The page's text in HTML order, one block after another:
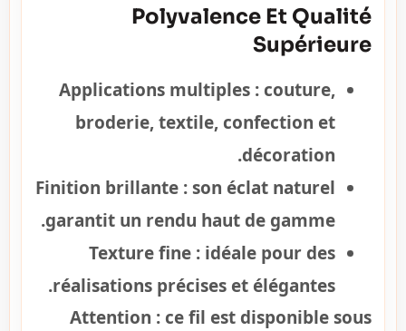
Polyvalence Et Qualité
Supérieure
Applications multiples : couture,
broderie, textile, confection et
décoration.
Finition brillante : son éclat naturel
garantit un rendu haut de gamme.
Texture fine : idéale pour des
réalisations précises et élégantes.
Attention : ce fil est disponible sous